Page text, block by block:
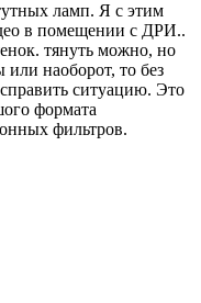
ламп. Я с этим
в помещении с ДРИ..
тянуть можно, но
наоборот, то без
ситуацию. Это
формата
фильтров.